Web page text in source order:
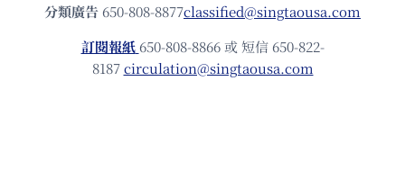
分類廣告 650-808-8877classified@singtaousa.com
訂閱報紙 650-808-8866 或 短信 650-822-
8187circulation@singtaousa.com